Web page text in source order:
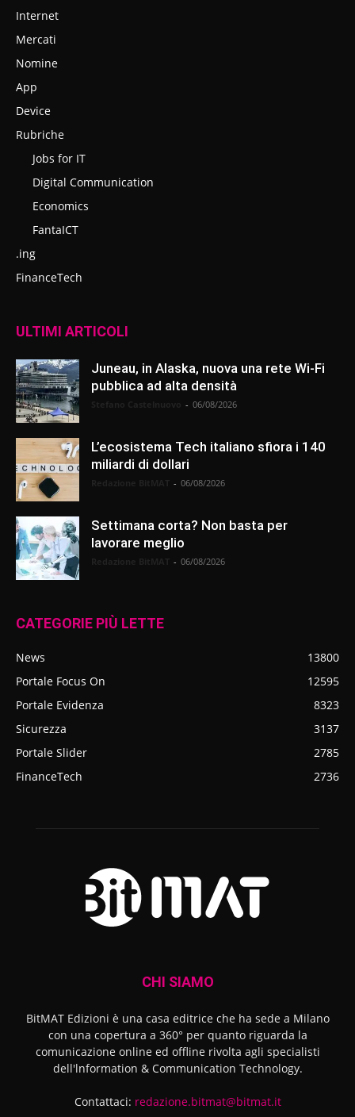
Internet
Mercati
Nomine
App
Device
Rubriche
Jobs for IT
Digital Communication
Economics
FantaICT
.ing
FinanceTech
ULTIMI ARTICOLI
Juneau, in Alaska, nuova una rete Wi-Fi
pubblica ad alta densità
- 06/08/2026
L’ecosistema Tech italiano sfiora i 140
miliardi di dollari
- 06/08/2026
Settimana corta? Non basta per
lavorare meglio
- 06/08/2026
CATEGORIE PIÙ LETTE
News
13800
Portale Focus On
12595
Portale Evidenza
8323
Sicurezza
3137
Portale Slider
2785
FinanceTech
2736
CHI SIAMO
BitMAT Edizioni è una casa editrice che ha sede a Milano
con una copertura a 360° per quanto riguarda la
comunicazione online ed offline rivolta agli specialisti
dell'lnformation & Communication Technology.
Contattaci: redazione.bitmat@bitmat.it